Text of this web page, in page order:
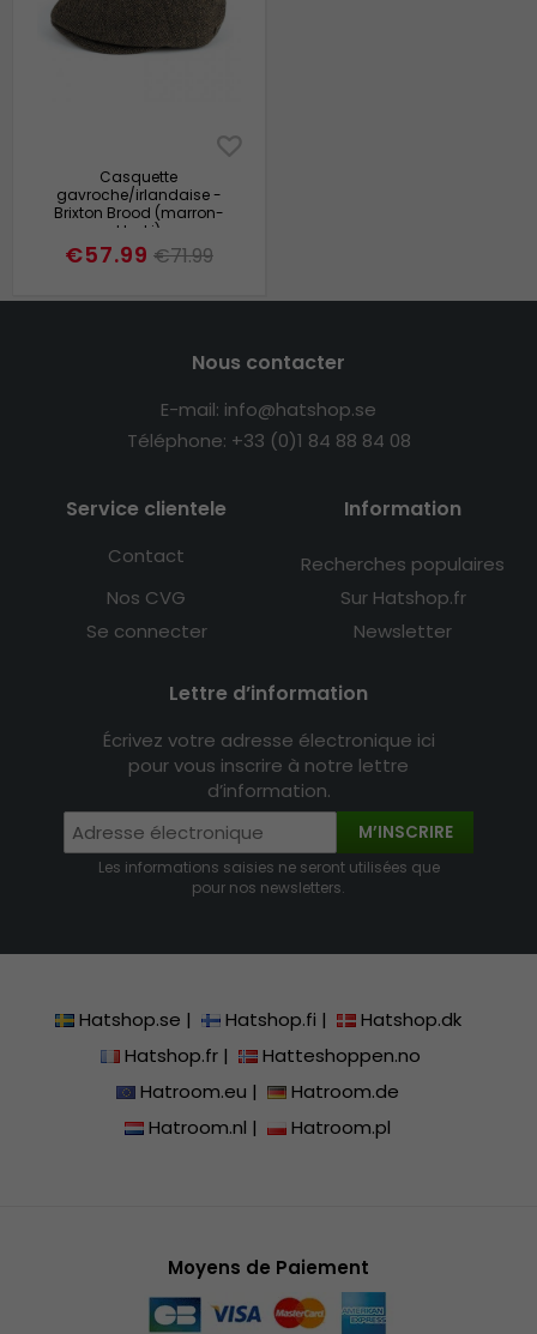
Casquette
gavroche/irlandaise -
Brixton Brood (marron-
khaki)
€57.99 €71.99
Nous contacter
E-mail: info@hatshop.se
Téléphone: +33 (0)1 84 88 84 08
Service clientele
Contact
Nos CVG
Se connecter
Information
Recherches populaires
Sur Hatshop.fr
Newsletter
Lettre d’information
Écrivez votre adresse électronique ici
pour vous inscrire à notre lettre
d’information.
M’INSCRIRE
Les informations saisies ne seront utilisées que
pour nos newsletters.
Hatshop.se | Hatshop.fi |
Hatshop.dk
Hatshop.fr|
Hatteshoppen.no
Hatroom.eu |
Hatroom.de
Hatroom.nl | Hatroom.pl
Moyens de Paiement